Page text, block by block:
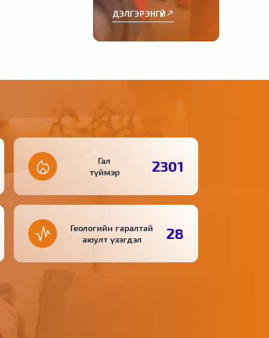
аюулгүй байдал,
гамшгийн бэлэн
хяналтын хуудас
ДЭЛГЭРЭНГҮЙ north_east
Гал
түймэр
2301
Геологийн гаралтай
аюулт үзэгдэл
28